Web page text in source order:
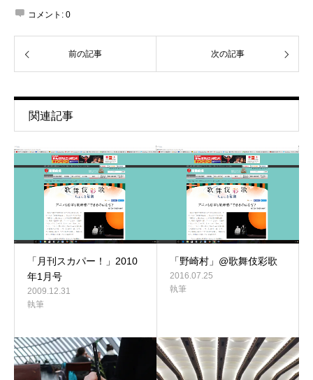
コメント: 0
前の記事 次の記事
関連記事
「月刊スカパー！」2010
年1月号
2009.12.31
執筆
「野崎村」@歌舞伎彩歌
2016.07.25
執筆